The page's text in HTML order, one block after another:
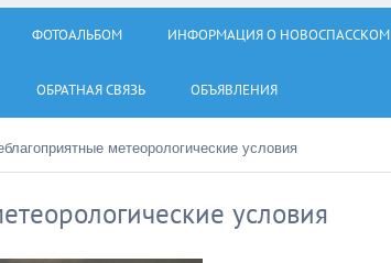
ФОТОАЛЬБОМ ИНФОРМАЦИЯ О НОВОСПАССКОМ
ОБРАТНАЯ СВЯЗЬ ОБЪЯВЛЕНИЯ
метеорологические условия
условия